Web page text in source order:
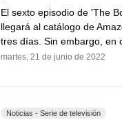
El sexto episodio de 'The
llegará al catálogo de
tres días. Sin embargo, en
martes, 21 de junio de 2022
Noticias - Serie de televisión